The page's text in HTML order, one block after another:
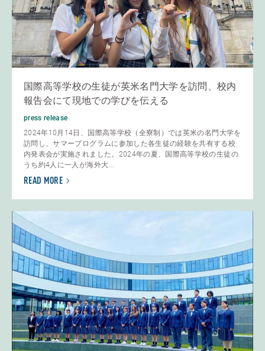
国際高等学校の生徒が英米名門大学を訪問、校内
報告会にて現地での学びを伝える
press release
2024年10月14日、国際高等学校（全寮制）では英米の名門大学を
訪問し、サマープログラムに参加した各生徒の経験を共有する校
内発表会が実施されました。2024年の夏、国際高等学校の生徒の
うち約4人に一人が海外大...
READ MORE